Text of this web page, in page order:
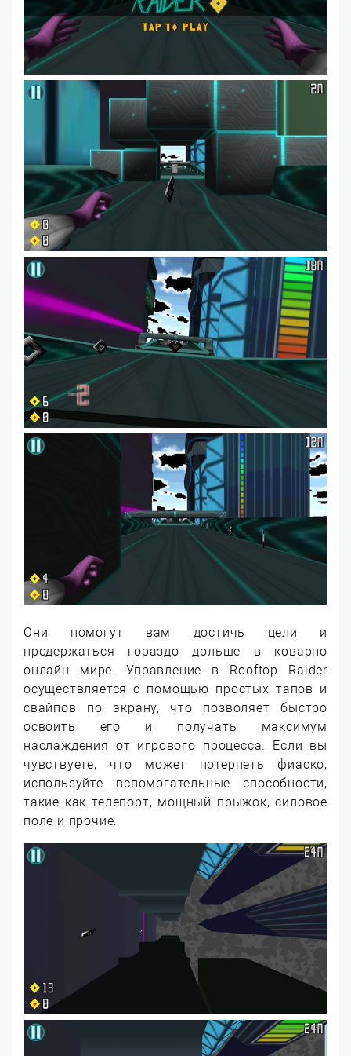
Они помогут вам достичь цели и
продержаться гораздо дольше в коварно
онлайн мире. Управление в Rooftop Raider
осуществляется с помощью простых тапов и
свайпов по экрану, что позволяет быстро
освоить его и получать максимум
наслаждения от игрового процесса. Если вы
чувствуете, что может потерпеть фиаско,
используйте вспомогательные способности,
такие как телепорт, мощный прыжок, силовое
поле и прочие.